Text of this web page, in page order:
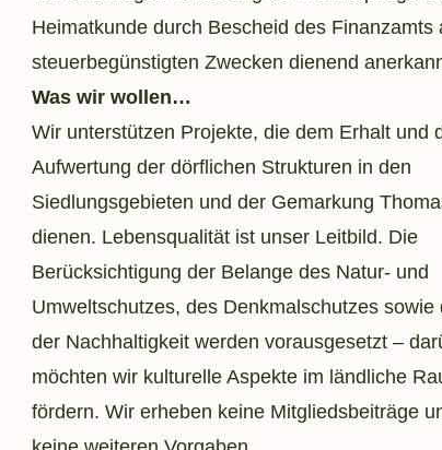
Heimatkunde durch Bescheid des Finanzamts
steuerbegünstigten Zwecken dienend
Was wir wollen…
Wir unterstützen Projekte, die dem Erhalt und
Aufwertung der dörflichen Strukturen in den
Siedlungsgebieten und der Gemarkung
dienen. Lebensqualität ist unser Leitbild. Die
Berücksichtigung der Belange des Natur- und
Umweltschutzes, des Denkmalschutzes sowie
der Nachhaltigkeit werden vorausgesetzt –
möchten wir kulturelle Aspekte im ländliche
fördern. Wir erheben keine Mitgliedsbeiträge